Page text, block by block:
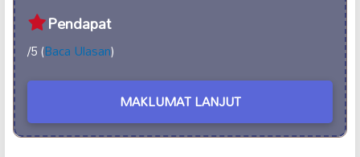
Pendapat
/5 (Baca Ulasan)
MAKLUMAT LANJUT